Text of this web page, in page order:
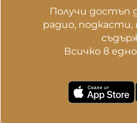
Получи достъп
радио,
Всичко в